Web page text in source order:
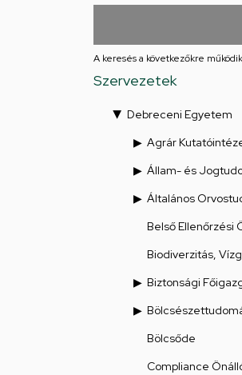
feladatellátási
A keresés a következőkre
Szervezetek
Debreceni Egyetem
Agrár
Állam- és
Általános
Belső Ellenőrzési
Biodiverzitás,
Biztonsági
Bölcsőde
Compliance